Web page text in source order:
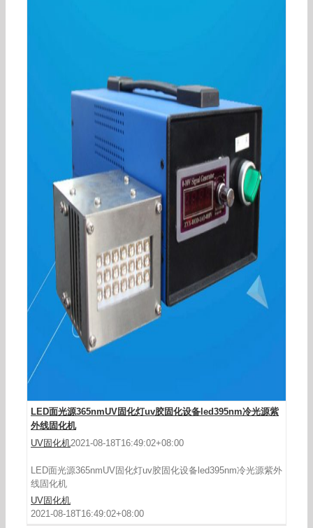
LED面光源365nmUV固化灯uv胶固化设备led395nm冷光源紫
外线固化机
UV固化机2021-08-18T16:49:02+08:00
LED面光源365nmUV固化灯uv胶固化设备led395nm冷光源紫外
线固化机
UV固化机
2021-08-18T16:49:02+08:00
丝印设备UV固化机印刷器材LED光固化机小型紫外
线台式